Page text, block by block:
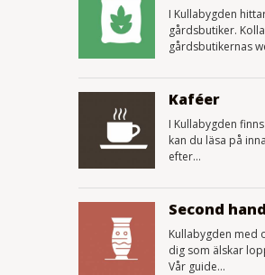
I Kullabygden
gårdsbutiker.
gårdsbutikernas
Kaféer
I Kullabygden
kan du läsa på
efter...
Second
Kullabygden
dig som älskar
Vår guide...